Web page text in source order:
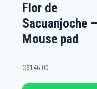
Flor de
Sacuanjoche –
Mouse pad
C$146.00